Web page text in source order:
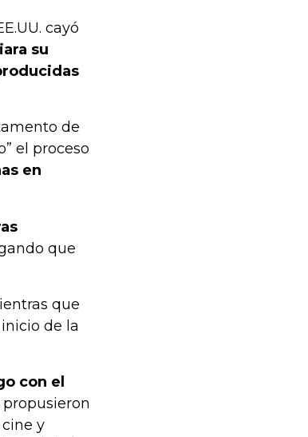
cayó
su
de
el proceso
en
que
que
de la
con el
y